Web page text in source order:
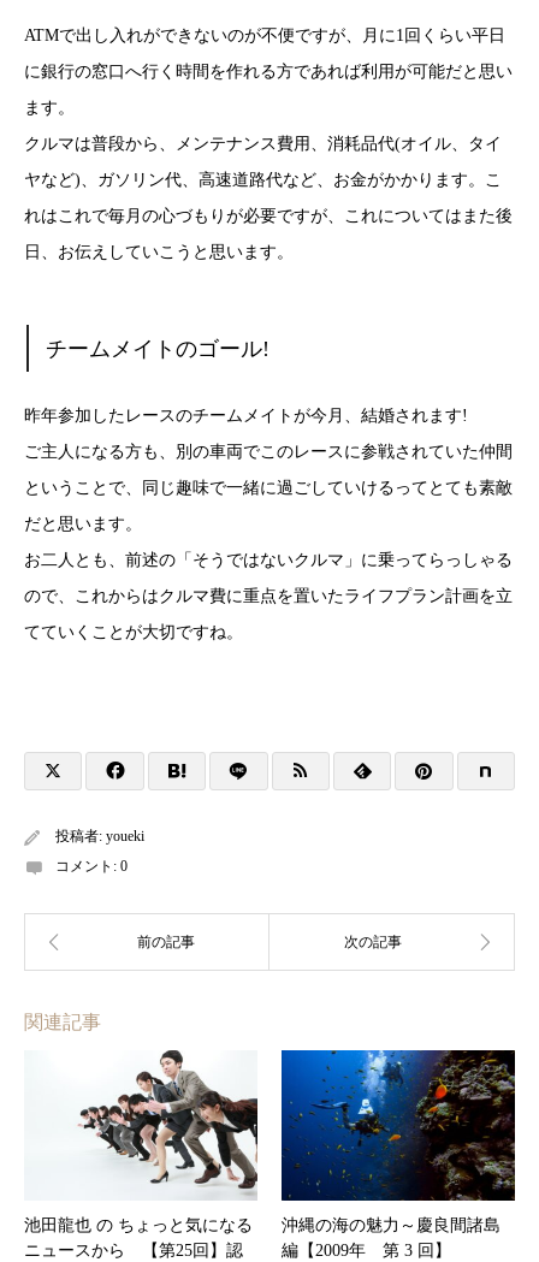
ATMで出し入れができないのが不便ですが、月に1回くらい平日
に銀行の窓口へ行く時間を作れる方であれば利用が可能だと思い
ます。
クルマは普段から、メンテナンス費用、消耗品代(オイル、タイ
ヤなど)、ガソリン代、高速道路代など、お金がかかります。こ
れはこれで毎月の心づもりが必要ですが、これについてはまた後
日、お伝えしていこうと思います。
チームメイトのゴール!
昨年参加したレースのチームメイトが今月、結婚されます!
ご主人になる方も、別の車両でこのレースに参戦されていた仲間
ということで、同じ趣味で一緒に過ごしていけるってとても素敵
だと思います。
お二人とも、前述の「そうではないクルマ」に乗ってらっしゃる
ので、これからはクルマ費に重点を置いたライフプラン計画を立
てていくことが大切ですね。
投稿者: youeki
コメント: 0
関連記事
池田龍也 の ちょっと気になる
ニュースから 【第25回】認
沖縄の海の魅力～慶良間諸島
編【2009年 第 3 回】